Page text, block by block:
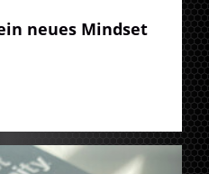
neues Mindset